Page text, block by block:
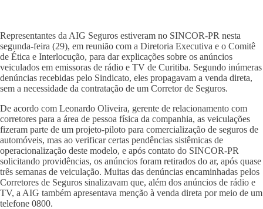
Representantes da AIG Seguros estiveram no SINCOR-PR nesta
segunda-feira (29), em reunião com a Diretoria Executiva e o Comitê
de Ética e Interlocução, para dar explicações sobre os anúncios
veiculados em emissoras de rádio e TV de Curitiba. Segundo inúmeras
denúncias recebidas pelo Sindicato, eles propagavam a venda direta,
sem a necessidade da contratação de um Corretor de Seguros.
De acordo com Leonardo Oliveira, gerente de relacionamento com
corretores para a área de pessoa física da companhia, as veiculações
fizeram parte de um projeto-piloto para comercialização de seguros de
automóveis, mas ao verificar certas pendências sistêmicas de
operacionalização deste modelo, e após contato do SINCOR-PR
solicitando providências, os anúncios foram retirados do ar, após quase
três semanas de veiculação. Muitas das denúncias encaminhadas pelos
Corretores de Seguros sinalizavam que, além dos anúncios de rádio e
TV, a AIG também apresentava menção à venda direta por meio de um
telefone 0800.